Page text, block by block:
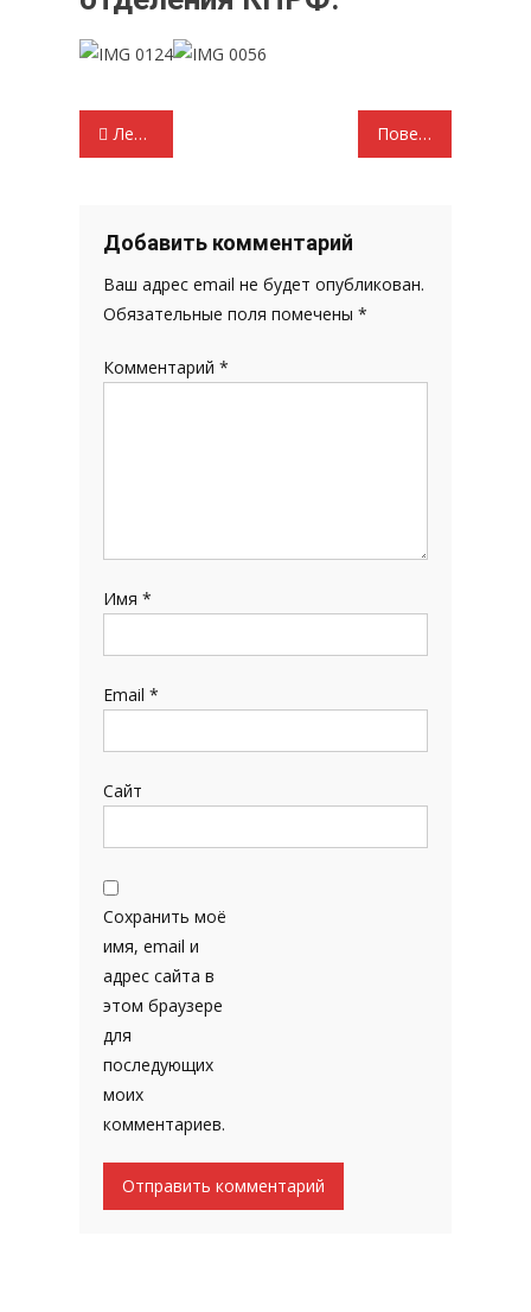
Навигация
записям
Ленин пришёл в школу… Повестка дня юбилейного года С заседания бюро Комитета Мордовского республиканского отделения КПРФ
Добавить комментарий
Ваш адрес email не будет опубликован.
Обязательные поля помечены*
Комментарий*
Имя*
Email*
Сайт
Сохранить моё
имя, email и
адрес сайта в
этом браузере
для
последующих
моих
комментариев.